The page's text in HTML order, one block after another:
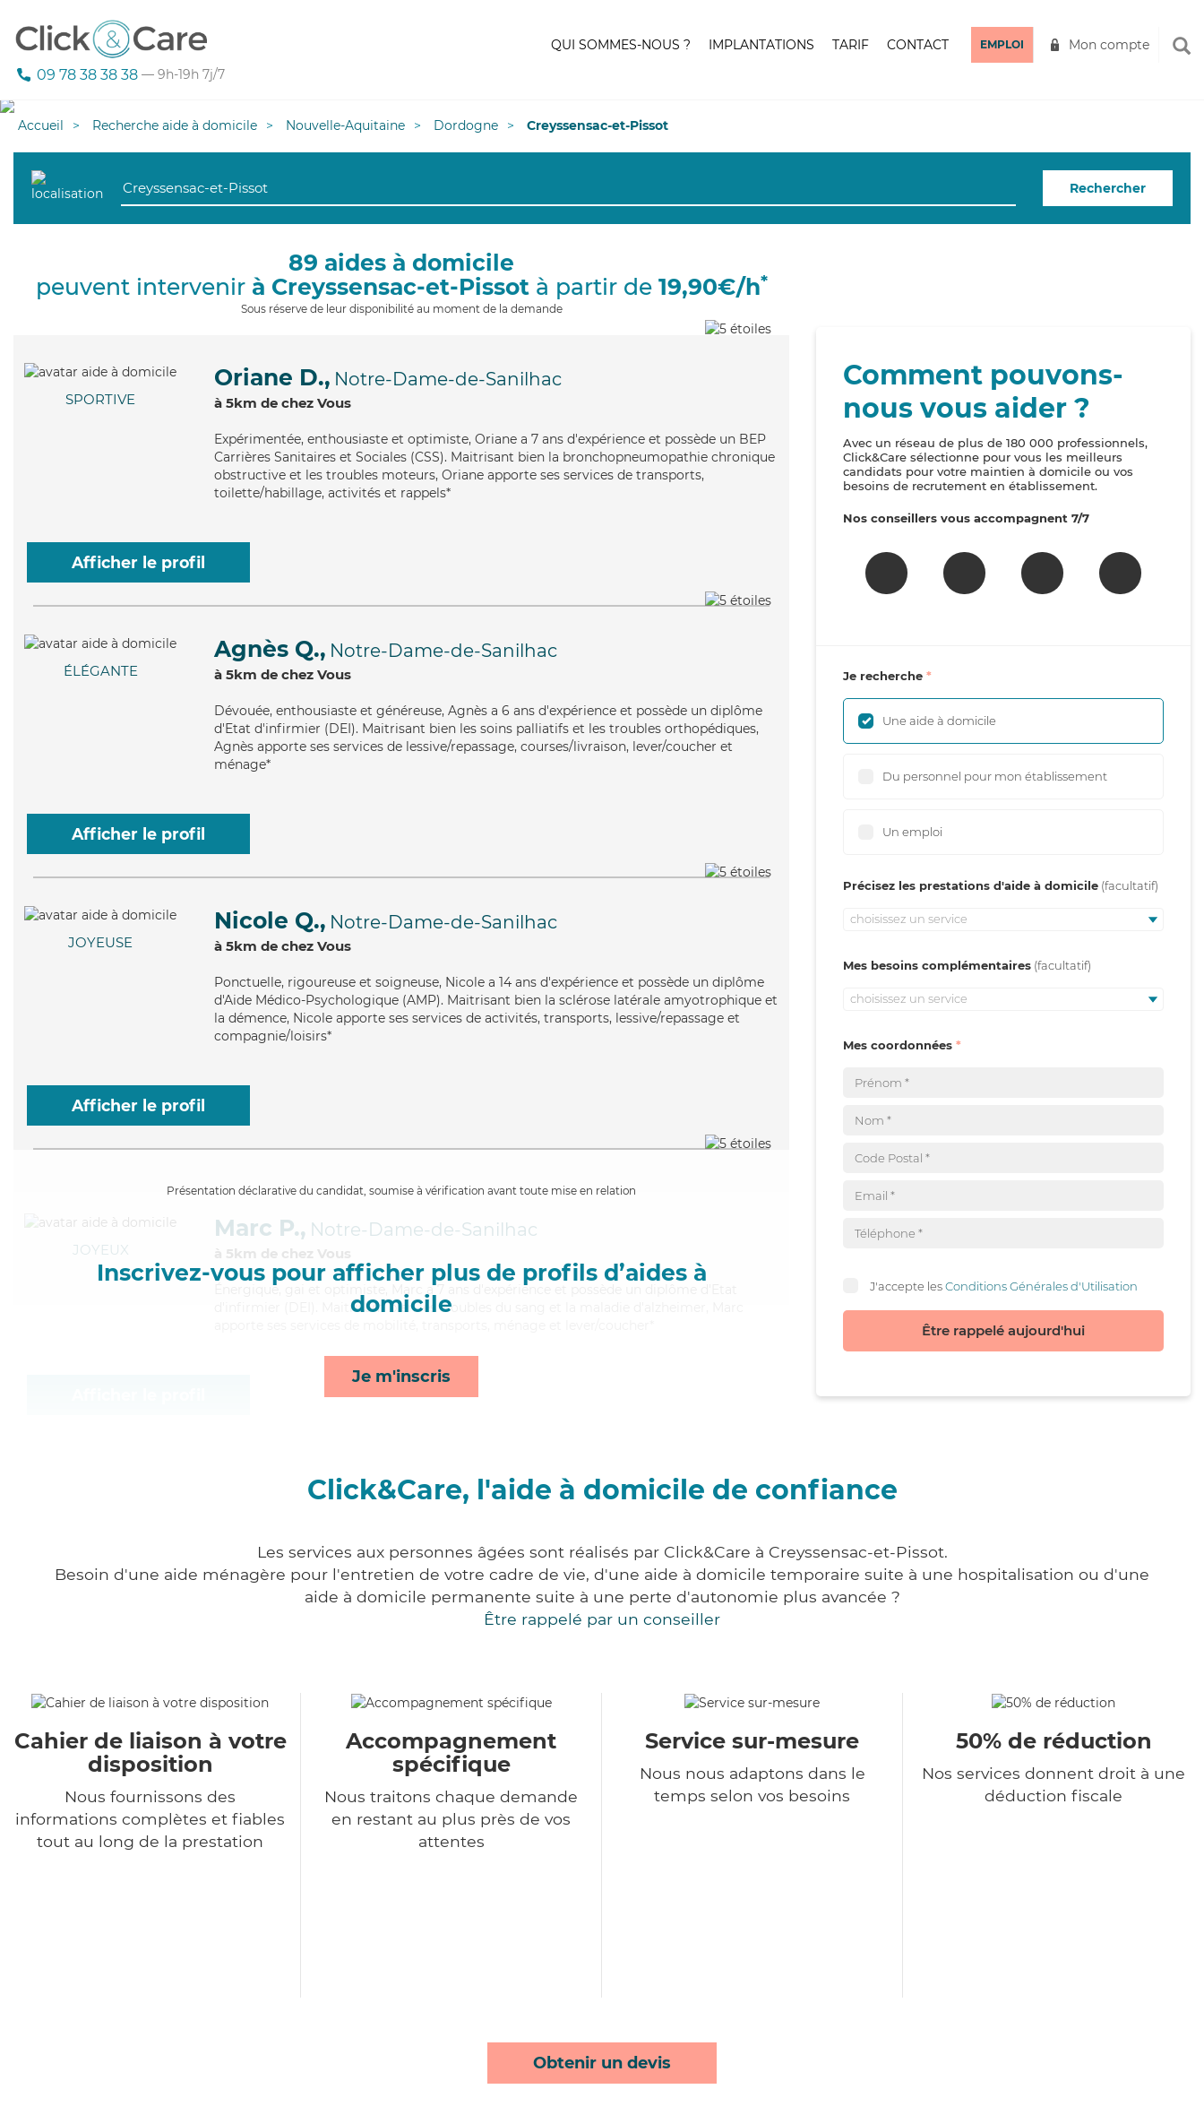
09 78 38 38 38 — 9h-19h 7j/7
QUI SOMMES-NOUS ? IMPLANTATIONS TARIF CONTACT EMPLOI Mon compte
Accueil Recherche aide à domicile Nouvelle-Aquitaine Dordogne Creyssensac-et-Pissot
Rechercher
89 aides à domicile
peuvent intervenir à Creyssensac-et-Pissotà partir de 19,90€/h*
Sous réserve de leur disponibilité au moment de la demande
SPORTIVE
Oriane D., Notre-Dame-de-Sanilhac
à 5km de chez Vous
Expérimentée, enthousiaste et optimiste, Oriane a 7 ans d'expérience et possède un BEP
Carrières Sanitaires et Sociales (CSS). Maitrisant bien la bronchopneumopathie chronique
obstructive et les troubles moteurs, Oriane apporte ses services de transports,
toilette/habillage, activités et rappels*
Afficher le profil
ÉLÉGANTE
Agnès Q., Notre-Dame-de-Sanilhac
à 5km de chez Vous
Dévouée, enthousiaste et généreuse, Agnès a 6 ans d'expérience et possède un diplôme
d'Etat d'infirmier (DEI). Maitrisant bien les soins palliatifs et les troubles orthopédiques,
Agnès apporte ses services de lessive/repassage, courses/livraison, lever/coucher et
ménage*
Afficher le profil
JOYEUSE
Nicole Q., Notre-Dame-de-Sanilhac
à 5km de chez Vous
Ponctuelle, rigoureuse et soigneuse, Nicole a 14 ans d'expérience et possède un diplôme
d'Aide Médico-Psychologique (AMP). Maitrisant bien la sclérose latérale amyotrophique et
la démence, Nicole apporte ses services de activités, transports, lessive/repassage et
compagnie/loisirs*
Afficher le profil
Présentation déclarative du candidat, soumise à vérification avant toute mise en relation
Inscrivez-vous pour afficher plus de profils d’aides à
domicile
Je m'inscris
JOYEUX
Marc P., Notre-Dame-de-Sanilhac
à 5km de chez Vous
Énergique
, gai et optimiste, Marc a 7 ans d'expérience et possède un diplôme d'Etat
d'infirmier (DEI). Maitrisant bien les troubles du sang et la maladie d'alzheimer, Marc
Comment pouvons-
nous vous aider ?
Avec un réseau de plus de 180 000 professionnels,
Click&Care sélectionne pour vous les meilleurs
candidats pour votre maintien à domicile ou vos
besoins de recrutement en établissement.
Nos conseillers vous accompagnent 7/7
Je recherche
Une aide à domicile
Du personnel pour mon établissement
Un emploi
Précisez les prestations d'aide à domicile
choisissez un service
Mes besoins complémentaires
choisissez un service
Mes coordonnées
J'accepte lesConditions Générales d'Utilisation
Être rappelé aujourd'hui
Click&Care, l'aide à domicile de confiance
Les services aux personnes âgées sont réalisés par Click&Care à Creyssensac-et-Pissot.
Besoin d'une aide ménagère pour l'entretien de votre cadre de vie, d'une aide à domicile temporaire suite à une hospitalisation ou d'une
aide à domicile permanente suite à une perte d'autonomie plus avancée ?
Être rappelé par un conseiller
Cahier de liaison à votre
disposition
Nous fournissons des
informations complètes et fiables
tout au long de la prestation
Accompagnement
spécifique
Nous traitons chaque demande
en restant au plus près de vos
attentes
Service sur-mesure
Nous nous adaptons dans le
temps selon vos besoins
50% de réduction
Nos services donnent droit à une
déduction fiscale
Obtenir un devis